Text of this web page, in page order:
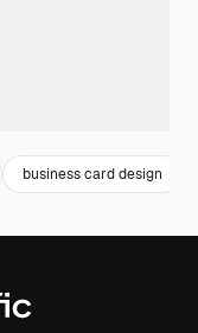
business card design